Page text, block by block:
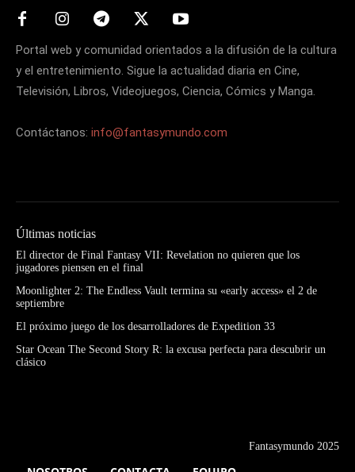
Portal web y comunidad orientados a la difusión de la cultura
y el entretenimiento. Sigue la actualidad diaria en Cine,
Televisión, Libros, Videojuegos, Ciencia, Cómics y Manga.
Contáctanos: info@fantasymundo.com
Últimas noticias
El director de Final Fantasy VII: Revelation no quieren que los
jugadores piensen en el final
Moonlighter 2: The Endless Vault termina su «early access» el 2 de
septiembre
El próximo juego de los desarrolladores de Expedition 33
Star Ocean The Second Story R: la excusa perfecta para descubrir un
clásico
Fantasymundo 2025